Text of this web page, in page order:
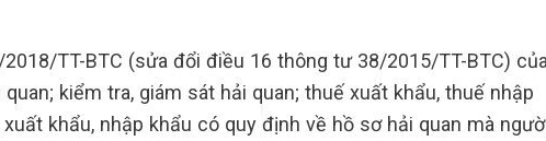
TT-BTC (sửa đổi điều 16 thông tư 38/2015/TT-BTC) của
kiểm tra, giám sát hải quan; thuế xuất khẩu, thuế nhập
khẩu, nhập khẩu có quy định về hồ sơ hải quan mà